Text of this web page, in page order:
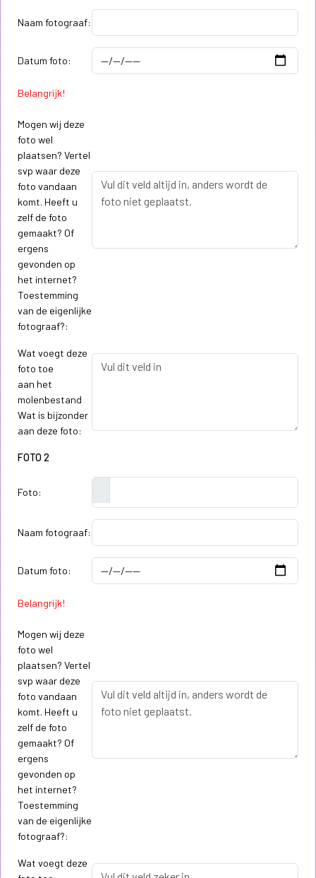
Naam fotograaf:
Datum foto:
Belangrijk!
Mogen wij deze
foto wel
plaatsen? Vertel
svp waar deze
foto vandaan
komt. Heeft u
zelf de foto
gemaakt? Of
ergens
gevonden op
het internet?
Toestemming
van de eigenlijke
fotograaf?:
Wat voegt deze
foto toe
aan het
molenbestand
Wat is bijzonder
aan deze foto:
FOTO 2
Foto:
Naam fotograaf:
Datum foto:
Belangrijk!
Mogen wij deze
foto wel
plaatsen? Vertel
svp waar deze
foto vandaan
komt. Heeft u
zelf de foto
gemaakt? Of
ergens
gevonden op
het internet?
Toestemming
van de eigenlijke
fotograaf?:
Wat voegt deze